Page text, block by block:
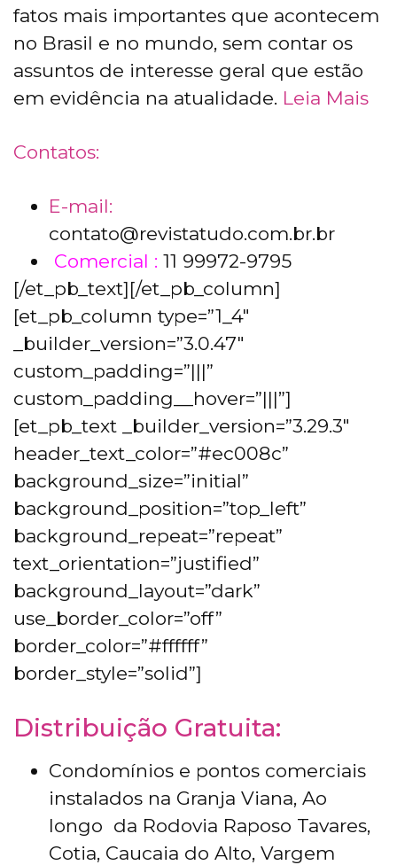
fatos mais importantes que acontecem
no Brasil e no mundo, sem contar os
assuntos de interesse geral que estão
em evidência na atualidade. Leia Mais
Contatos:
E-mail:
contato@revistatudo.com.br.br
Comercial : 11 99972-9795
[/et_pb_text][/et_pb_column]
[et_pb_column type=”1_4″
_builder_version=”3.0.47″
custom_padding=”|||”
custom_padding__hover=”|||”]
[et_pb_text _builder_version=”3.29.3″
header_text_color=”#ec008c”
background_size=”initial”
background_position=”top_left”
background_repeat=”repeat”
text_orientation=”justified”
background_layout=”dark”
use_border_color=”off”
border_color=”#ffffff”
border_style=”solid”]
Distribuição Gratuita:
Condomínios e pontos comerciais
instalados na Granja Viana, Ao
longo da Rodovia Raposo Tavares,
Cotia, Caucaia do Alto, Vargem